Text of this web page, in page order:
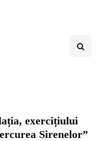
exercițiului
Sirenelor”